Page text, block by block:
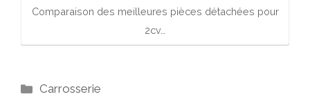
Comparaison des meilleures pièces détachées pour
2cv…
Catégories
Carrosserie